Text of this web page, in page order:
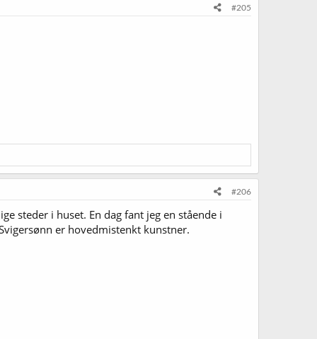
#205
#206
steder i huset. En dag fant jeg en stående i
er hovedmistenkt kunstner.